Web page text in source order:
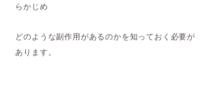
らかじめ
どのような副作用があるのかを知っておく必要が
あります。